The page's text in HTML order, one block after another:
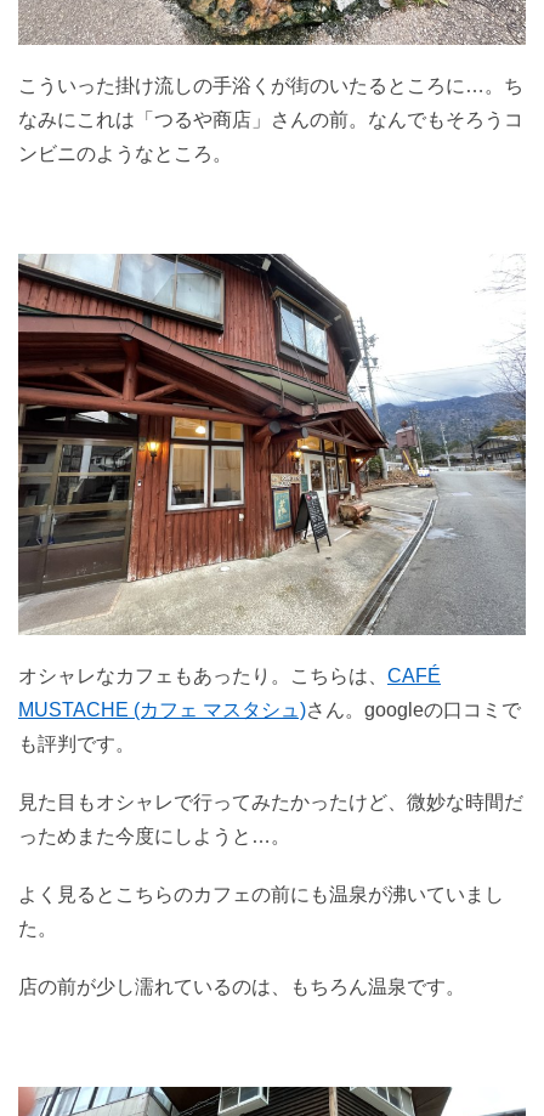
こういった掛け流しの手浴くが街のいたるところに…。ち
なみにこれは「つるや商店」さんの前。なんでもそろうコ
ンビニのようなところ。
オシャレなカフェもあったり。こちらは、 CAFÉ
MUSTACHE (カフェ マスタシュ)さん。googleの口コミで
も評判です。
見た目もオシャレで行ってみたかったけど、微妙な時間だ
っためまた今度にしようと…。
よく見るとこちらのカフェの前にも温泉が沸いていまし
た。
店の前が少し濡れているのは、もちろん温泉です。